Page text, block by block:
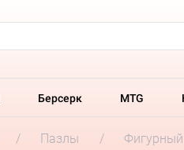
Берсерк MTG
Пазлы